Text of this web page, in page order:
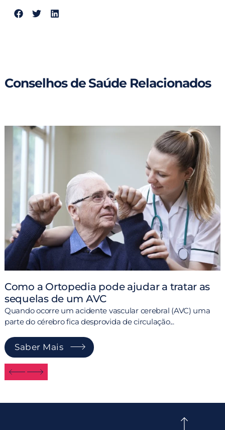
Conselhos de Saúde Relacionados
Como a Ortopedia pode ajudar a tratar as
sequelas de um AVC
Quando ocorre um acidente vascular cerebral (AVC) uma
parte do cérebro fica desprovida de circulação...
Saber Mais